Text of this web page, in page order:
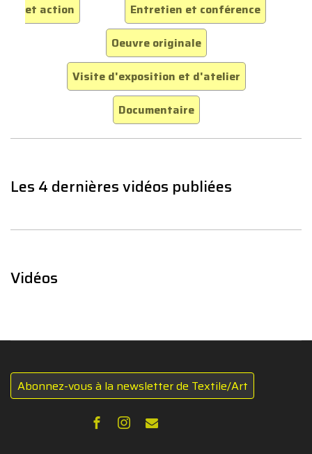
et action
Entretien et conférence
Oeuvre originale
Visite d'exposition et d'atelier
Documentaire
Les 4 dernières vidéos publiées
Vidéos
Abonnez-vous à la newsletter de Textile/Art